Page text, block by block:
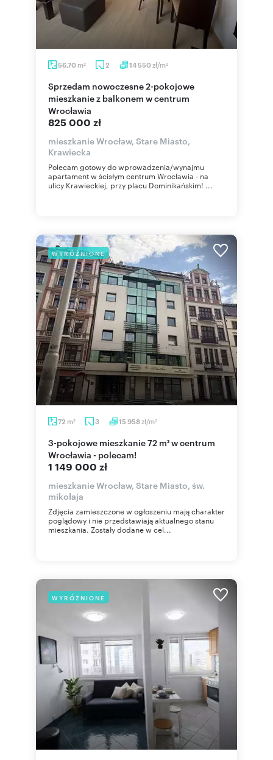
56,70 m2 2 14 550zł/m2
Sprzedam nowoczesne 2-pokojowe
mieszkanie z balkonem w centrum
Wrocławia
825 000 zł
mieszkanie Wrocław, Stare Miasto,
Krawiecka
Polecam gotowy do wprowadzenia/wynajmu
apartament w ścisłym centrum Wrocławia - na
ulicy Krawieckiej, przy placu Dominikańskim! ...
WYRÓŻNIONE
72 m2 3 15 958zł/m2
3-pokojowe mieszkanie 72 m² w centrum
Wrocławia - polecam!
1 149 000 zł
mieszkanie Wrocław, Stare Miasto, św.
mikołaja
Zdjęcia zamieszczone w ogłoszeniu mają charakter
poglądowy i nie przedstawiają aktualnego stanu
mieszkania. Zostały dodane w cel...
WYRÓŻNIONE